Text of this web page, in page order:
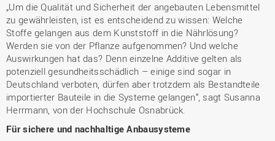
„Um die Qualität und Sicherheit der angebauten Lebensmittel
zu gewährleisten, ist es entscheidend zu wissen: Welche
Stoffe gelangen aus dem Kunststoff in die Nährlösung?
Werden sie von der Pflanze aufgenommen? Und welche
Auswirkungen hat das? Denn einzelne Additive gelten als
potenziell gesundheitsschädlich – einige sind sogar in
Deutschland verboten, dürfen aber trotzdem als Bestandteile
importierter Bauteile in die Systeme gelangen“, sagt Susanna
Herrmann, von der Hochschule Osnabrück.
Für sichere und nachhaltige Anbausysteme